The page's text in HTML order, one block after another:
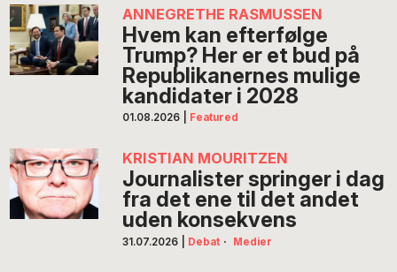
ANNEGRETHE RASMUSSEN
Hvem kan efterfølge
Trump? Her er et bud på
Republikanernes mulige
kandidater i 2028
01.08.2026 Featured
KRISTIAN MOURITZEN
Journalister springer i dag
fra det ene til det andet
uden konsekvens
31.07.2026 Debat · Medier